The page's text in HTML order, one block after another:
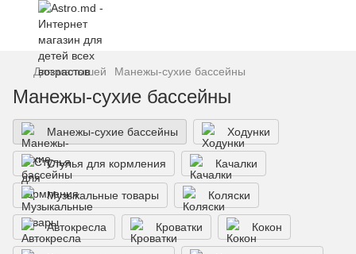
Для малышей Манежы-сухие бассейны
Манежы-сухие бассейны
Манежы-сухие бассейны Ходунки
Стулья для кормления Качалки
Музыкальные товары Коляски
Автокресла Кроватки Кокон